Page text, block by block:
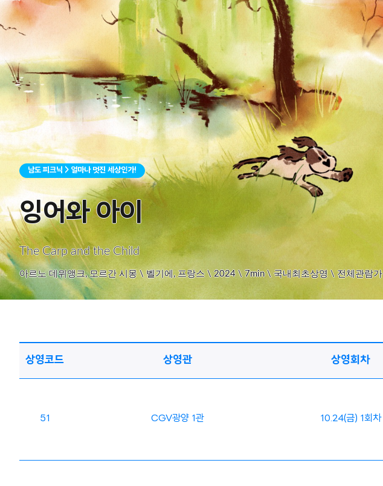
남도 피크닉 > 얼마나 멋진 세상인가!
잉어와 아이
The Carp and the Child
아르노 데뮈앵크, 모르간 시몽 \ 벨기에, 프랑스 \ 2024 \ 7min \ 국내최초상영 \ 전체관람가
상영코드 상영관 상영회차
51 CGV광양 1관 10.24(금) 1회차